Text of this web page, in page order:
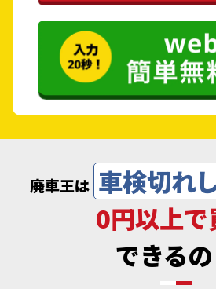
廃車王は 車検切れ
0円以上で
できるの